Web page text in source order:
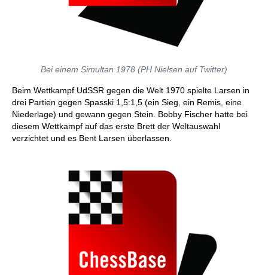
Bei einem Simultan 1978 (PH Nielsen auf Twitter)
Beim Wettkampf UdSSR gegen die Welt 1970 spielte Larsen in
drei Partien gegen Spasski 1,5:1,5 (ein Sieg, ein Remis, eine
Niederlage) und gewann gegen Stein. Bobby Fischer hatte bei
diesem Wettkampf auf das erste Brett der Weltauswahl
verzichtet und es Bent Larsen überlassen.